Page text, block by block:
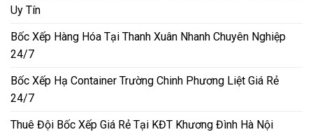
Uy Tín
Bốc Xếp Hàng Hóa Tại Thanh Xuân Nhanh Chuyên Nghiệp
24/7
Bốc Xếp Hạ Container Trường Chinh Phương Liệt Giá Rẻ
24/7
Thuê Đội Bốc Xếp Giá Rẻ Tại KĐT Khương Đình Hà Nội